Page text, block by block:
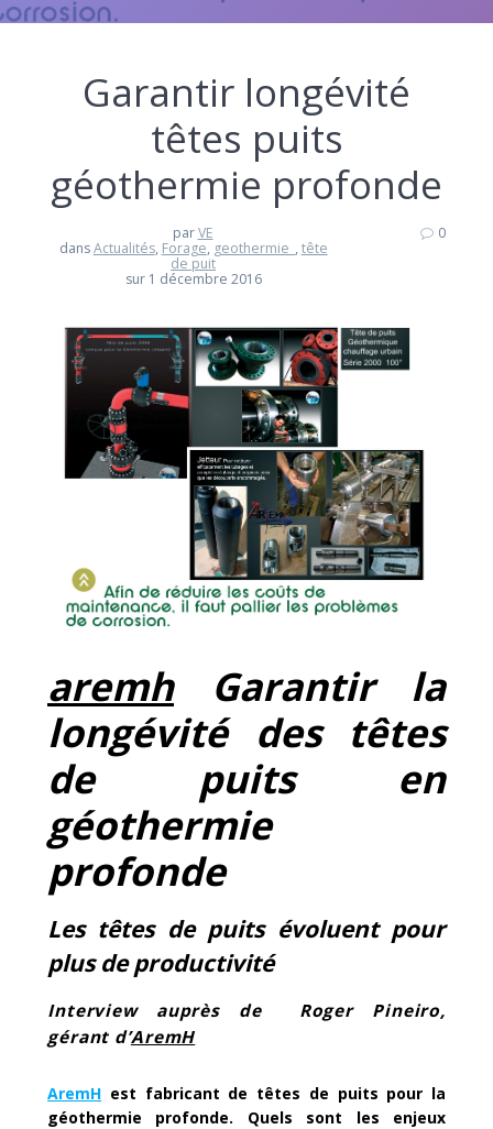
Garantir longévité
têtes puits
géothermie profonde
parVE
dansActualités, Forage, geothermie_ , tête
de puit
sur 1 décembre 2016
0
aremhGarantir la
longévité des têtes
de puits en
géothermie
profonde
Les têtes de puits évoluent pour
plus de productivité
Interview auprès de Roger Pineiro,
gérant d’AremH
AremH est fabricant de têtes de puits pour la
géothermie profonde. Quels sont les enjeux